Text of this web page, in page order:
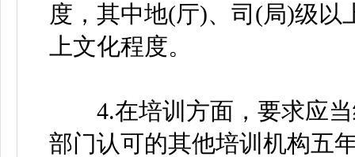
度，其中地(厅)、司(局)级
上文化程度。
4.在培训方面，要求应当
部门认可的其他培训机构五